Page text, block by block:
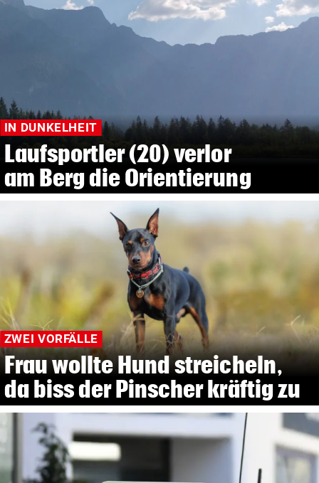
IN DUNKELHEIT
Laufsportler (20) verlor
am Berg die Orientierung
ZWEI VORFÄLLE
Frau wollte Hund streicheln,
da biss der Pinscher kräftig zu